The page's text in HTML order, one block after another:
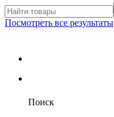
Посмотреть все результаты
Поиск